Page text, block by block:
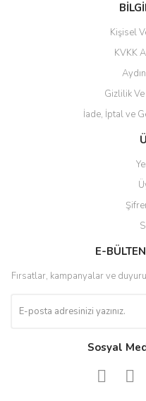
Kişisel
KVKK
Gizlilik
İade, İptal ve
E-
Fırsatlar, kampanyalar ve
Sosyal